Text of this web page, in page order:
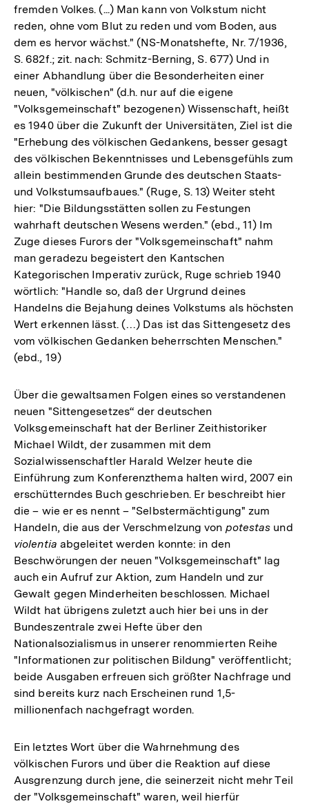
fremden Volkes. (...) Man kann von Volkstum nicht
reden, ohne vom Blut zu reden und vom Boden, aus
dem es hervor wächst." (NS-Monatshefte, Nr. 7/1936,
S. 682f.; zit. nach: Schmitz-Berning, S. 677) Und in
einer Abhandlung über die Besonderheiten einer
neuen, "völkischen" (d.h. nur auf die eigene
"Volksgemeinschaft" bezogenen) Wissenschaft, heißt
es 1940 über die Zukunft der Universitäten, Ziel ist die
"Erhebung des völkischen Gedankens, besser gesagt
des völkischen Bekenntnisses und Lebensgefühls zum
allein bestimmenden Grunde des deutschen Staats-
und Volkstumsaufbaues." (Ruge, S. 13) Weiter steht
hier: "Die Bildungsstätten sollen zu Festungen
wahrhaft deutschen Wesens werden." (ebd., 11) Im
Zuge dieses Furors der "Volksgemeinschaft" nahm
man geradezu begeistert den Kantschen
Kategorischen Imperativ zurück, Ruge schrieb 1940
wörtlich: "Handle so, daß der Urgrund deines
Handelns die Bejahung deines Volkstums als höchsten
Wert erkennen lässt. (…) Das ist das Sittengesetz des
vom völkischen Gedanken beherrschten Menschen."
(ebd., 19)
Über die gewaltsamen Folgen eines so verstandenen
neuen "Sittengesetzes“ der deutschen
Volksgemeinschaft hat der Berliner Zeithistoriker
Michael Wildt, der zusammen mit dem
Sozialwissenschaftler Harald Welzer heute die
Einführung zum Konferenzthema halten wird, 2007 ein
erschütterndes Buch geschrieben. Er beschreibt hier
die – wie er es nennt – "Selbstermächtigung" zum
Handeln, die aus der Verschmelzung von potestas und
violentia abgeleitet werden konnte: in den
Beschwörungen der neuen "Volksgemeinschaft" lag
auch ein Aufruf zur Aktion, zum Handeln und zur
Gewalt gegen Minderheiten beschlossen. Michael
Wildt hat übrigens zuletzt auch hier bei uns in der
Bundeszentrale zwei Hefte über den
Nationalsozialismus in unserer renommierten Reihe
"Informationen zur politischen Bildung" veröffentlicht;
beide Ausgaben erfreuen sich größter Nachfrage und
sind bereits kurz nach Erscheinen rund 1,5-
millionenfach nachgefragt worden.
Ein letztes Wort über die Wahrnehmung des
völkischen Furors und über die Reaktion auf diese
Ausgrenzung durch jene, die seinerzeit nicht mehr Teil
der "Volksgemeinschaft" waren, weil hierfür